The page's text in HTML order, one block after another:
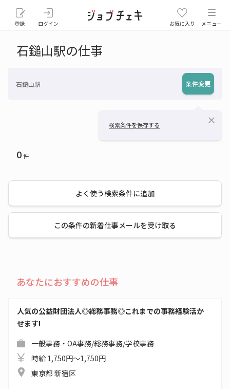
登録 ログイン お気に入り メニュー
石鎚山駅の仕事
石鎚山駅 条件変更
検索条件を保存する close
0件
よく使う検索条件に追加
この条件の新着仕事メールを受け取る
あなたにおすすめの仕事
人気の公益財団法人◎総務事務◎これまでの事務経験活か
せます!
一般事務・OA事務/総務事務/学校事務
時給 1,750円～1,750円
東京都 新宿区